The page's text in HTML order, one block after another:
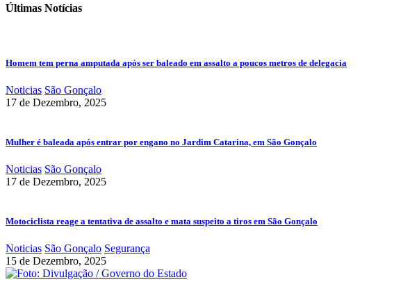
Últimas Notícias
Homem tem perna amputada após ser baleado em assalto a poucos metros de delegacia
Noticias São Gonçalo
17 de Dezembro, 2025
Mulher é baleada após entrar por engano no Jardim Catarina, em São Gonçalo
Noticias São Gonçalo
17 de Dezembro, 2025
Motociclista reage a tentativa de assalto e mata suspeito a tiros em São Gonçalo
Noticias São Gonçalo Segurança
15 de Dezembro, 2025